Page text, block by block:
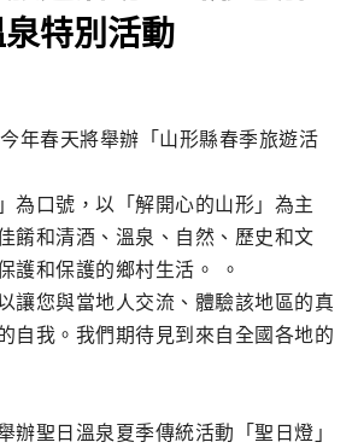
特別活動
年春天將舉辦「山形縣春季旅遊活
為口號，以「解開心的山形」為主
餚和清酒、溫泉、自然、歷史和文
護和保護的鄉村生活。 。
讓您與當地人交流、體驗該地區的真
自我。我們期待見到來自全國各地的
辦聖日溫泉夏季傳統活動「聖日燈」